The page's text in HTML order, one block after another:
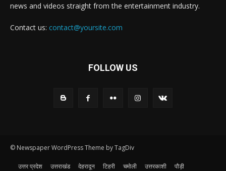
news and videos straight from the entertainment industry.
Contact us: contact@yoursite.com
FOLLOW US
© Newspaper WordPress Theme by TagDiv
उत्तर प्रदेश उत्तराखंड देहरादून टिहरी चमोली उत्तरकाशी पौड़ी